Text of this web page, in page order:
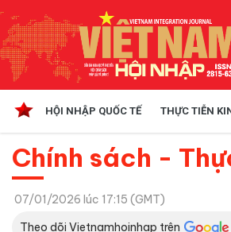
HỘI NHẬP QUỐC TẾ THỰC TIỄN
Chính sách -
07/01/2026 lúc 17:15 (GMT)
Theo dõi Vietnamhoinhap trên